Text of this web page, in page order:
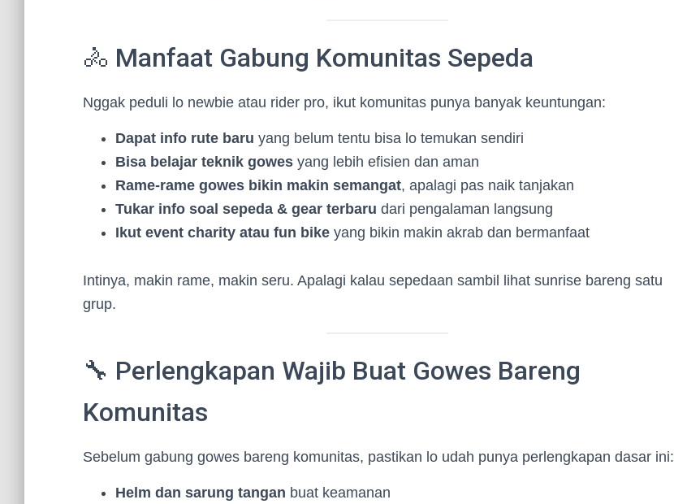
🚴 Manfaat Gabung Komunitas Sepeda
Nggak peduli lo newbie atau rider pro, ikut komunitas punya banyak keuntungan:
Dapat info rute baru yang belum tentu bisa lo temukan sendiri
Bisa belajar teknik gowes yang lebih efisien dan aman
Rame-rame gowes bikin makin semangat, apalagi pas naik tanjakan
Tukar info soal sepeda & gear terbaru dari pengalaman langsung
Ikut event charity atau fun bike yang bikin makin akrab dan bermanfaat
Intinya, makin rame, makin seru. Apalagi kalau sepedaan sambil lihat sunrise bareng satu
grup.
🔧 Perlengkapan Wajib Buat Gowes Bareng
Komunitas
Sebelum gabung gowes bareng komunitas, pastikan lo udah punya perlengkapan dasar ini:
Helm dan sarung tangan buat keamanan